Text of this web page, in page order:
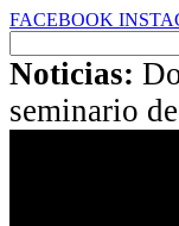
FACEBOOK
por:
Noticias:
seminario